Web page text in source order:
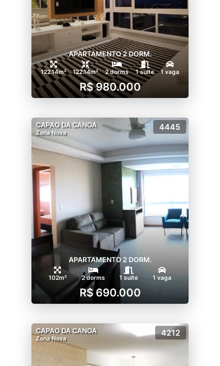
APARTAMENTO 2 DORM.
122.14m² 122.14m² 2 dorms 1 suíte 1 vaga
R$ 980.000
CAPAO DA CANOA
Zona Nova
4445
APARTAMENTO 2 DORM.
102m² 2 dorms 1 suíte 1 vaga
R$ 690.000
CAPAO DA CANOA
Zona Nova
4212